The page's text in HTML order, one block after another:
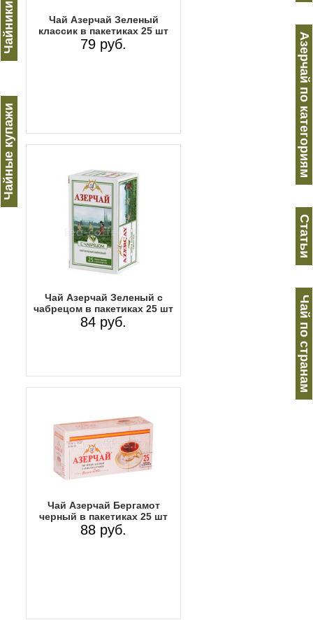
Чайники
Чайные купажи
Чай Азерчай Зеленый
классик в пакетиках 25 шт
79 руб.
Чай Азерчай Зеленый с
чабрецом в пакетиках 25 шт
84 руб.
Чай Азерчай Бергамот
черный в пакетиках 25 шт
88 руб.
Азерчай по категориям
Статьи
Чай по странам